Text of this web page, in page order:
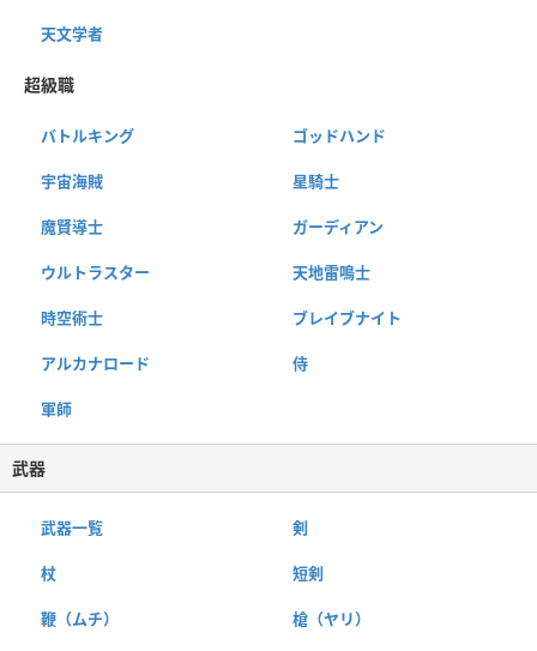
天文学者
超級職
バトルキング ゴッドハンド
宇宙海賊 星騎士
魔賢導士 ガーディアン
ウルトラスター 天地雷鳴士
時空術士 ブレイブナイト
アルカナロード 侍
軍師
武器
武器一覧 剣
杖 短剣
鞭（ムチ） 槍（ヤリ）